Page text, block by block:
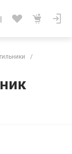
/